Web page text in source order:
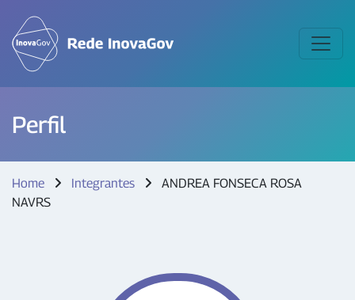
Perfil
Home Integrantes
ANDREA FONSECA ROSA
NAVRS